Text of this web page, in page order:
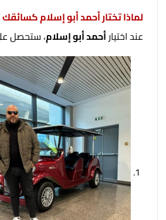
لماذا تختار أحمد أبو إسلام
عند اختيارأحمد أبو إسلام، ستحصل